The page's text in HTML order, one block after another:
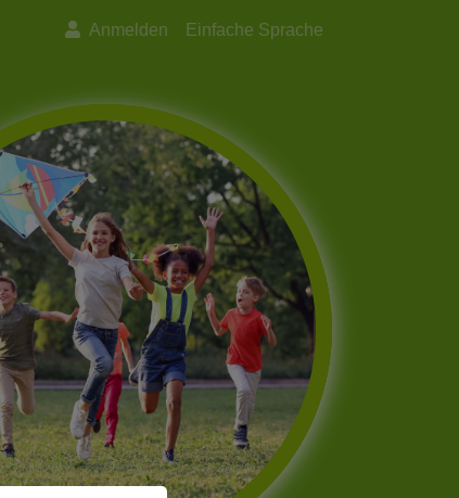
Anmelden Einfache Sprache